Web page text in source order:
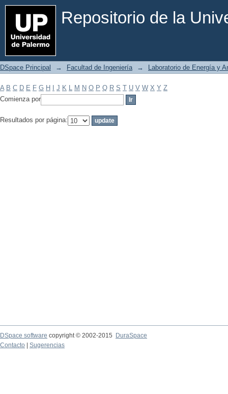
Repositorio de la
Filtrar por: Materia
DSpace Principal → Facultad de Ingeniería → Laboratorio de Energía y
A B C D E F G H J K L M N O P Q R S T U V W X Y Z
Comienza por
Resultados por página:
DSpace software copyright © 2002-2015
DuraSpace
Contacto
Sugerencias